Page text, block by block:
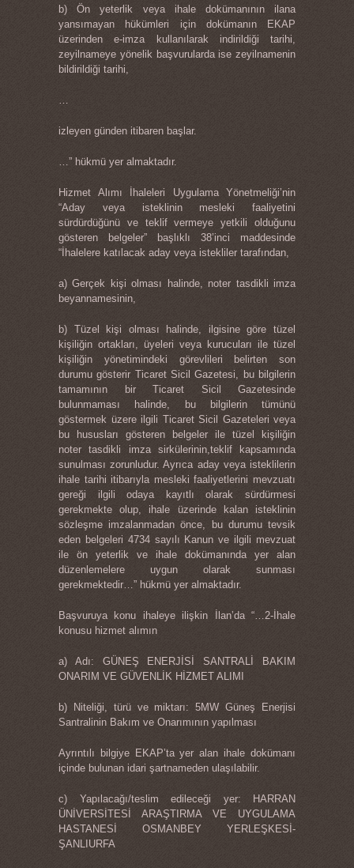
b) Ön yeterlik veya ihale dokümanının ilana
yansımayan hükümleri için dokümanın EKAP
üzerinden e-imza kullanılarak indirildiği tarihi,
zeyilnameye yönelik başvurularda ise zeyilnamenin
bildirildiği tarihi,
…
izleyen günden itibaren başlar.
…” hükmü yer almaktadır.
Hizmet Alımı İhaleleri Uygulama Yönetmeliği’nin
“Aday veya isteklinin mesleki faaliyetini
sürdürdüğünü ve teklif vermeye yetkili olduğunu
gösteren belgeler” başlıklı 38’inci maddesinde
“İhalelere katılacak aday veya istekliler tarafından,
a) Gerçek kişi olması halinde, noter tasdikli imza
beyannamesinin,
b) Tüzel kişi olması halinde, ilgisine göre tüzel
kişiliğin ortakları, üyeleri veya kurucuları ile tüzel
kişiliğin yönetimindeki görevlileri belirten son
durumu gösterir Ticaret Sicil Gazetesi, bu bilgilerin
tamamının bir Ticaret Sicil Gazetesinde
bulunmaması halinde, bu bilgilerin tümünü
göstermek üzere ilgili Ticaret Sicil Gazeteleri veya
bu hususları gösteren belgeler ile tüzel kişiliğin
noter tasdikli imza sirkülerinin,teklif kapsamında
sunulması zorunludur. Ayrıca aday veya isteklilerin
ihale tarihi itibarıyla mesleki faaliyetlerini mevzuatı
gereği ilgili odaya kayıtlı olarak sürdürmesi
gerekmekte olup, ihale üzerinde kalan isteklinin
sözleşme imzalanmadan önce, bu durumu tevsik
eden belgeleri 4734 sayılı Kanun ve ilgili mevzuat
ile ön yeterlik ve ihale dokümanında yer alan
düzenlemelere uygun olarak sunması
gerekmektedir…” hükmü yer almaktadır.
Başvuruya konu ihaleye ilişkin İlan’da “…2-İhale
konusu hizmet alımın
a) Adı: GÜNEŞ ENERJİSİ SANTRALİ BAKIM
ONARIM VE GÜVENLİK HİZMET ALIMI
b) Niteliği, türü ve miktarı: 5MW Güneş Enerjisi
Santralinin Bakım ve Onarımının yapılması
Ayrıntılı bilgiye EKAP’ta yer alan ihale dokümanı
içinde bulunan idari şartnameden ulaşılabilir.
c) Yapılacağı/teslim edileceği yer: HARRAN
ÜNİVERSİTESİ ARAŞTIRMA VE UYGULAMA
HASTANESİ OSMANBEY YERLEŞKESİ-
ŞANLIURFA